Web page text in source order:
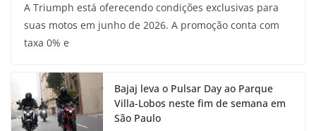
A Triumph está oferecendo condições exclusivas para
suas motos em junho de 2026. A promoção conta com
taxa 0% e
Bajaj leva o Pulsar Day ao Parque
Villa-Lobos neste fim de semana em
São Paulo